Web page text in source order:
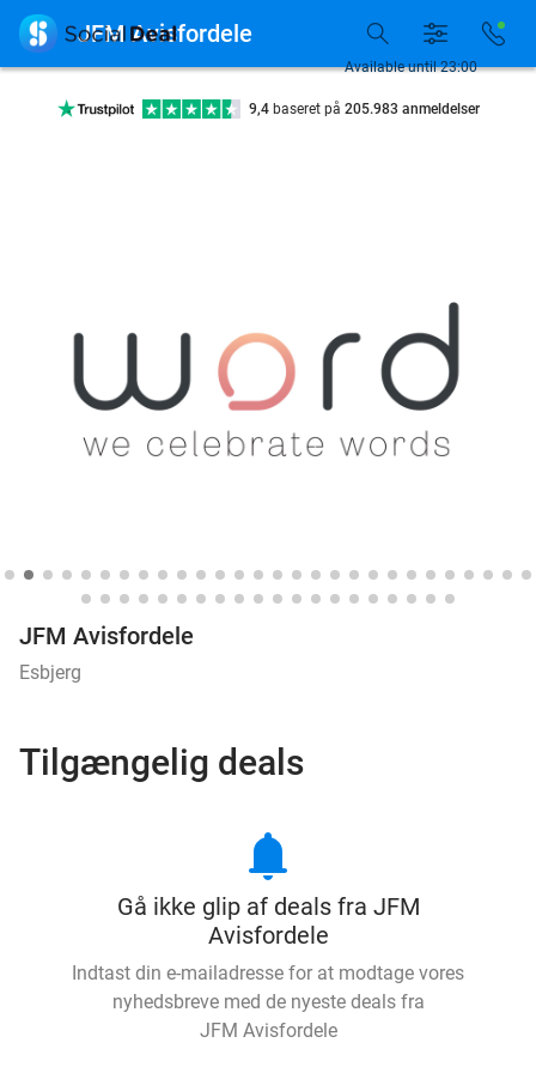
10+ millioner medlemmer
9,4 baseret på 205.983 anmeldelser
Available until 23:00
 JFM Avisfordele
JFM Avisfordele
Esbjerg
Tilgængelig deals
notifications
Gå ikke glip af deals fra JFM
Avisfordele
Indtast din e-mailadresse for at modtage vores
nyhedsbreve med de nyeste deals fra
JFM Avisfordele